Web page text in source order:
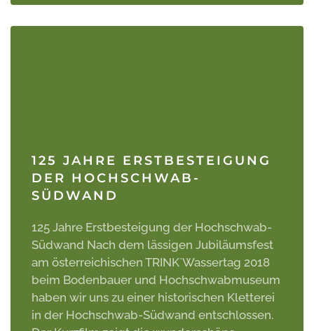
125 JAHRE ERSTBESTEIGUNG
DER HOCHSCHWAB-
SÜDWAND
125 Jahre Erstbesteigung der Hochschwab-
Südwand Nach dem lässigen Jubiläumsfest
am österreichischen TRINK`Wassertag 2018
beim Bodenbauer und Hochschwabmuseum
haben wir uns zu einer historischen Kletterei
in der Hochschwab-Südwand entschlossen.